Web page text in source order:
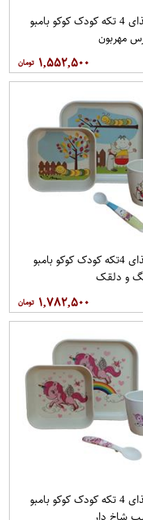
ظرف غذای 4 تکه کودک کوکو بامبو
مهربون
۱,۵۵۲,۵۰۰
ظرف غذای 4تکه کودک کوکو بامبو
و دلقک
۱,۷۸۲,۵۰۰
ظرف غذای 4 تکه کودک کوکو بامبو
شاخ دار